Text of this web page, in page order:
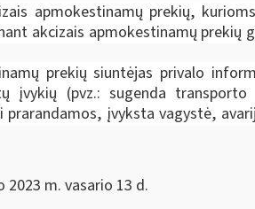
apmokestinamų prekių,
akcizais apmokestinamų
prekių siuntėjas privalo
įvykių (pvz.: sugenda
įvyksta vagystė,
m. vasario 13 d.